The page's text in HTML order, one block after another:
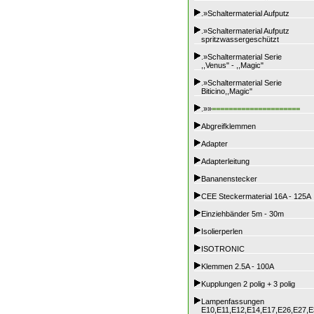
.»Schaltermaterial Aufputz
.»Schaltermaterial Aufputz
spritzwassergeschützt
.»Schaltermaterial Serie
,,Venus" - ,,Magic"
.»Schaltermaterial Serie
Biticino,,Magic"
.»»=====================
Abgreifklemmen
Adapter
Adapterleitung
Bananenstecker
CEE Steckermaterial 16A - 125A
Einziehbänder 5m - 30m
Isolierperlen
ISOTRONIC
Klemmen 2.5A - 100A
Kupplungen 2 polig + 3 polig
Lampenfassungen